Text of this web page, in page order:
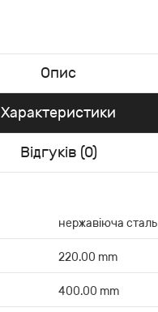
Опис
Характеристики
Відгуків (0)
нержавіюча сталь
220.00 mm
400.00 mm